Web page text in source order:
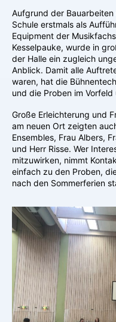
Aufgrund der
Schule erstmals als
Equipment der
Kesselpauke, wurde in
der Halle ein zugleich
Anblick. Damit alle
waren, hat die
und die Proben im
Große Erleichterung und
am neuen Ort zeigten
Ensembles, Frau Albers,
und Herr Risse. Wer
mitzuwirken, nimmt
einfach zu den Proben,
nach den Sommerferien